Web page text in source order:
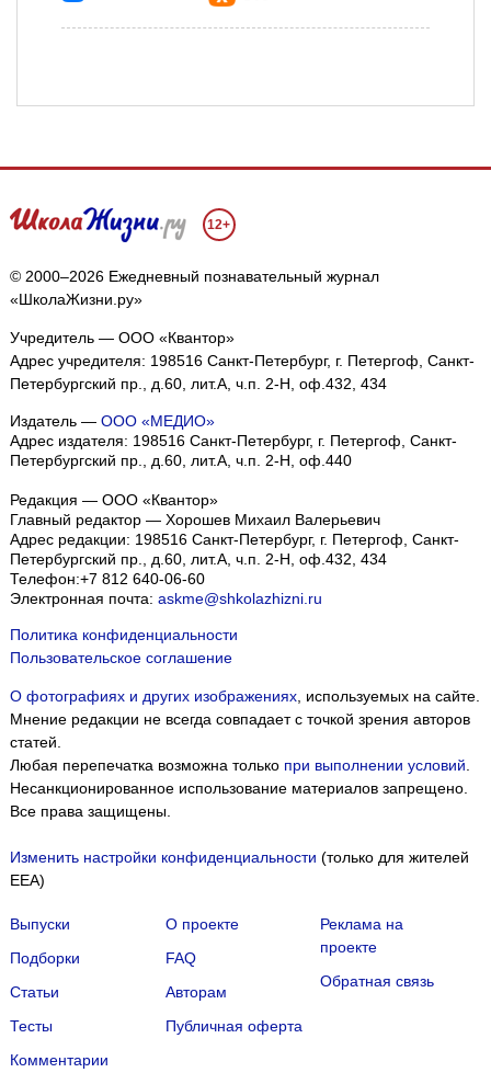
12+
© 2000–2026 Ежедневный познавательный журнал
«ШколаЖизни.ру»
Учредитель — ООО «Квантор»
Адрес учредителя: 198516 Санкт-Петербург, г. Петергоф, Санкт-
Петербургский пр., д.60, лит.А, ч.п. 2-Н, оф.432, 434
Издатель — ООО «МЕДИО»
Адрес издателя: 198516 Санкт-Петербург, г. Петергоф, Санкт-
Петербургский пр., д.60, лит.А, ч.п. 2-Н, оф.440
Редакция — ООО «Квантор»
Главный редактор — Хорошев Михаил Валерьевич
Адрес редакции: 198516 Санкт-Петербург, г. Петергоф, Санкт-
Петербургский пр., д.60, лит.А, ч.п. 2-Н, оф.432, 434
Телефон:+7 812 640-06-60
Электронная почта: askme@shkolazhizni.ru
Политика конфиденциальности
Пользовательское соглашение
О фотографиях и других изображениях, используемых на сайте.
Мнение редакции не всегда совпадает с точкой зрения авторов
статей.
Любая перепечатка возможна только при выполнении условий.
Несанкционированное использование материалов запрещено.
Все права защищены.
Изменить настройки конфиденциальности (только для жителей
EEA)
Выпуски
Подборки
Статьи
Тесты
Комментарии
О проекте
FAQ
Авторам
Публичная оферта
Реклама на
проекте
Обратная связь